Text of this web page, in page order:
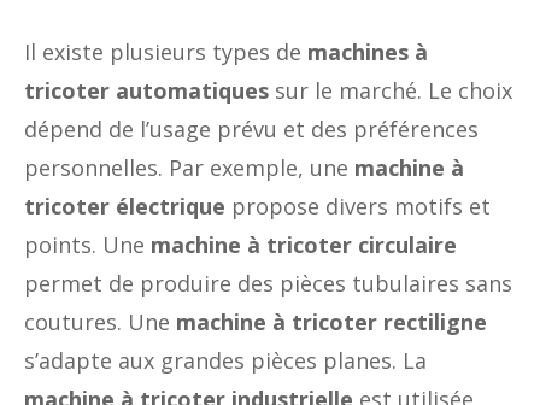
Il existe plusieurs types de machines à
tricoter automatiques sur le marché. Le choix
dépend de l’usage prévu et des préférences
personnelles. Par exemple, une machine à
tricoter électrique propose divers motifs et
points. Une machine à tricoter circulaire
permet de produire des pièces tubulaires sans
coutures. Une machine à tricoter rectiligne
s’adapte aux grandes pièces planes. La
machine à tricoter industrielle est utilisée